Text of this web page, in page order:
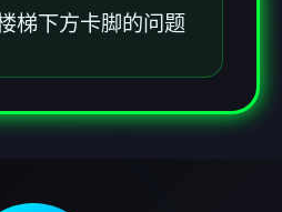
梯下方卡脚的问题